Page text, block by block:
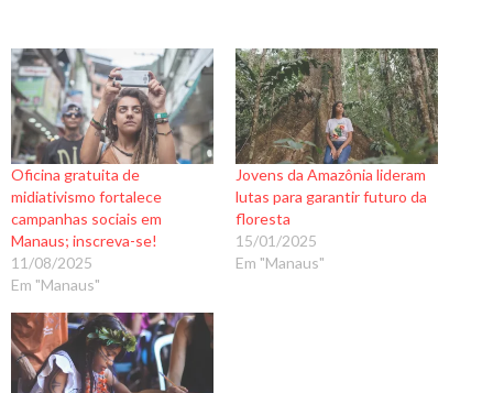
Oficina gratuita de
midiativismo fortalece
campanhas sociais em
Manaus; inscreva-se!
11/08/2025
Em "Manaus"
Jovens da Amazônia lideram
lutas para garantir futuro da
floresta
15/01/2025
Em "Manaus"